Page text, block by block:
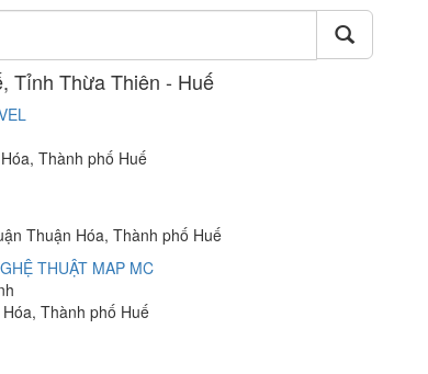
Tỉnh Thừa Thiên - Huế
Thành phố Huế
Thuận Hóa, Thành phố Huế
THUẬT MAP MC
Thành phố Huế